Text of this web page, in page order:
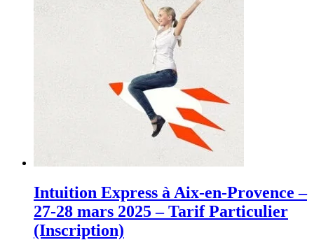
Intuition Express à Aix-en-Provence –
27-28 mars 2025 – Tarif Particulier
(Inscription)